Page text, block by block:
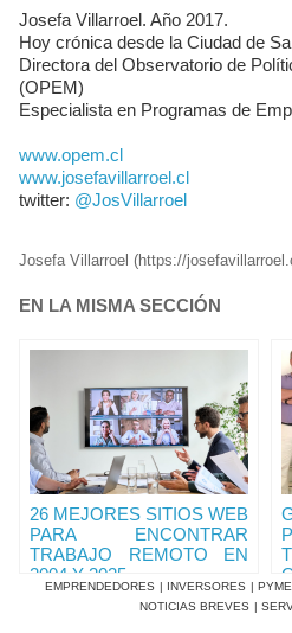
Josefa Villarroel. Año 2017.
Hoy crónica desde la Ciudad de
Directora del Observatorio de
(OPEM)
Especialista en Programas de
www.opem.cl
www.josefavillarroel.cl
twitter: @JosVillarroel
Josefa Villarroel (https://
EN LA MISMA SECCIÓN
26 MEJORES SITIOS WEB
PARA ENCONTRAR
TRABAJO REMOTO EN
2004 Y 2025
EMPRENDEDORES | INVERSORES |
NOTICIAS BREVES |